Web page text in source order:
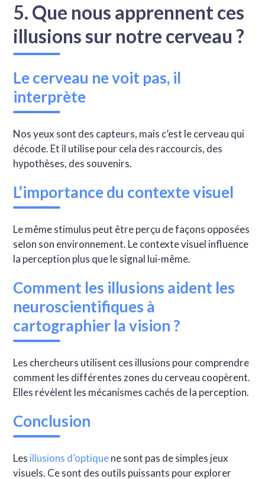
5. Que nous apprennent ces
illusions sur notre cerveau ?
Le cerveau ne voit pas, il
interprète
Nos yeux sont des capteurs, mais c’est le cerveau qui
décode. Et il utilise pour cela des raccourcis, des
hypothèses, des souvenirs.
L’importance du contexte visuel
Le même stimulus peut être perçu de façons opposées
selon son environnement. Le contexte visuel influence
la perception plus que le signal lui-même.
Comment les illusions aident les
neuroscientifiques à
cartographier la vision ?
Les chercheurs utilisent ces illusions pour comprendre
comment les différentes zones du cerveau coopèrent.
Elles révèlent les mécanismes cachés de la perception.
Conclusion
Les illusions d’optiquene sont pas de simples jeux
visuels. Ce sont des outils puissants pour explorer